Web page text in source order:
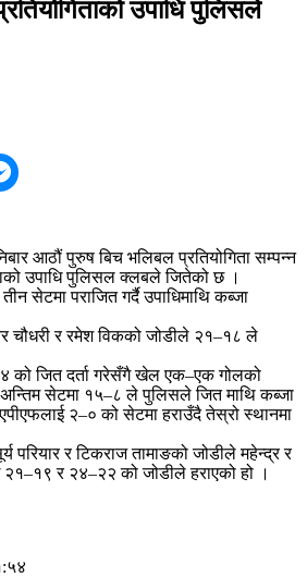
उपाधि पुलिसले
आठौं पुरुष बिच भलिबल प्रतियोगिता सम्पन्न
उपाधि पुलिसल क्लबले जितेको छ ।
सेटमा पराजित गर्दै उपाधिमाथि कब्जा
चौधरी र रमेश विकको जोडीले २१–१८ ले
को जित दर्ता गरेसँगै खेल एक–एक गोलको
अन्तिम सेटमा १५–८ ले पुलिसले जित माथि कब्जा
२–० को सेटमा हराउँदै तेस्रो स्थानमा
परियार र टिकराज तामाङको जोडीले महेन्द्र र
२१–१९ र २४–२२ को जोडीले हराएको हो ।